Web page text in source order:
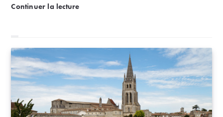
des Perdrix, propriété depuis 1996 de la famille
Cerise sur le gâteau, ces vins offrent un potentiel de
garde très important !
Continuer la lectureDomaine des Perdrix : l’élégance incarnée du